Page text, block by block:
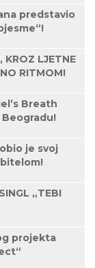
predstavio
KROZ LJETNE
RITMOM!
Breath
je svoj
„TEBI
projekta